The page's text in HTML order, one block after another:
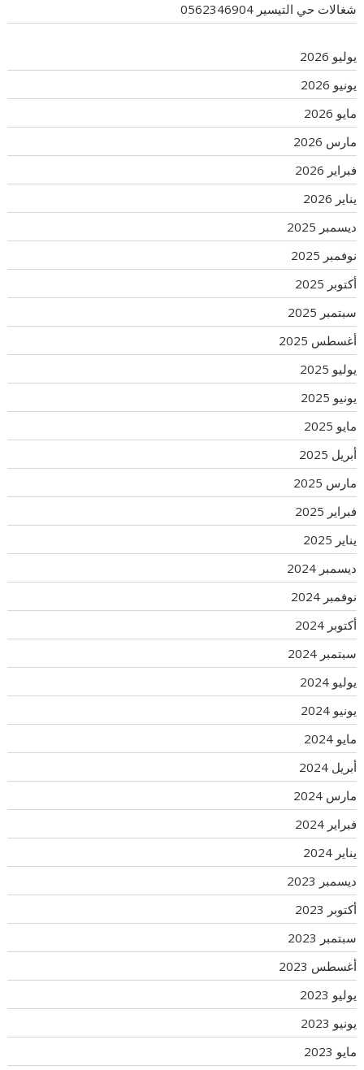
شغالات حي التيسير 0562346904
يوليو 2026
يونيو 2026
مايو 2026
مارس 2026
فبراير 2026
يناير 2026
ديسمبر 2025
نوفمبر 2025
أكتوبر 2025
سبتمبر 2025
أغسطس 2025
يوليو 2025
يونيو 2025
مايو 2025
أبريل 2025
مارس 2025
فبراير 2025
يناير 2025
ديسمبر 2024
نوفمبر 2024
أكتوبر 2024
سبتمبر 2024
يوليو 2024
يونيو 2024
مايو 2024
أبريل 2024
مارس 2024
فبراير 2024
يناير 2024
ديسمبر 2023
أكتوبر 2023
سبتمبر 2023
أغسطس 2023
يوليو 2023
يونيو 2023
مايو 2023